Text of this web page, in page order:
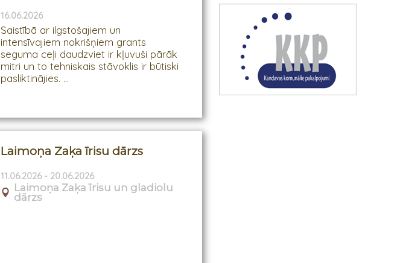
16.06.2026
Saistībā ar ilgstošajiem un
intensīvajiem nokrišņiem grants
seguma ceļi daudzviet ir kļuvuši pārāk
mitri un to tehniskais stāvoklis ir būtiski
pasliktinājies. ...
Laimoņa Zaķa īrisu dārzs
11.06.2026 - 20.06.2026
Laimoņa Zaķa īrisu un gladiolu
dārzs